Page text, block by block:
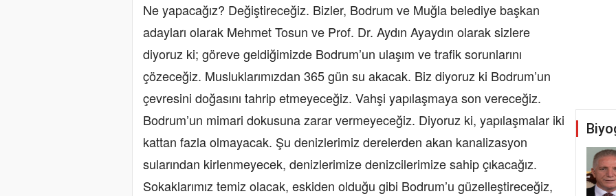
Ne yapacağız? Değiştireceğiz. Bizler, Bodrum ve Muğla belediye başkan
adayları olarak Mehmet Tosun ve Prof. Dr. Aydın Ayaydın olarak sizlere
diyoruz ki; göreve geldiğimizde Bodrum’un ulaşım ve trafik sorunlarını
çözeceğiz. Musluklarımızdan 365 gün su akacak. Biz diyoruz ki Bodrum’un
çevresini doğasını tahrip etmeyeceğiz. Vahşi yapılaşmaya son vereceğiz.
Bodrum’un mimari dokusuna zarar vermeyeceğiz. Diyoruz ki, yapılaşmalar iki
kattan fazla olmayacak. Şu denizlerimiz derelerden akan kanalizasyon
sularından kirlenmeyecek, denizlerimize denizcilerimize sahip çıkacağız.
Sokaklarımız temiz olacak, eskiden olduğu gibi Bodrum’u güzelleştireceğiz,